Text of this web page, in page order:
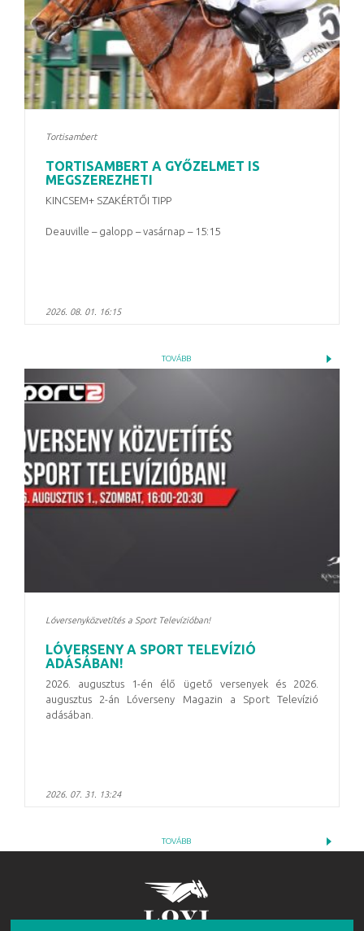
Tortisambert
TORTISAMBERT A GYŐZELMET IS
MEGSZEREZHETI
KINCSEM+ SZAKÉRTŐI TIPP
Deauville – galopp – vasárnap – 15:15
2026. 08. 01. 16:15
TOVÁBB
Lóversenyközvetítés a Sport Televízióban!
LÓVERSENY A SPORT TELEVÍZIÓ
ADÁSÁBAN!
2026. augusztus 1-én élő ügető versenyek és 2026.
augusztus 2-án Lóverseny Magazin a Sport Televízió
adásában.
2026. 07. 31. 13:24
TOVÁBB